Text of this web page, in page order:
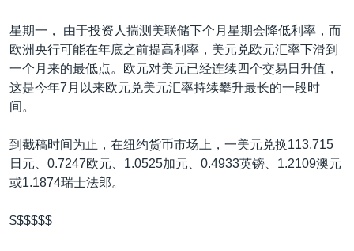
埃博拉疫情
美国之音专访
重要讲话与声明
南中国海争端
关注西藏
关注我们
星期一， 由于投资人揣测美联储下个月星期会降低利率，而
欧洲央行可能在年底之前提高利率，美元兑欧元汇率下滑到
一个月来的最低点。欧元对美元已经连续四个交易日升值，
这是今年7月以来欧元兑美元汇率持续攀升最长的一段时
间。
到截稿时间为止，在纽约货币市场上，一美元兑换113.715
日元、0.7247欧元、1.0525加元、0.4933英镑、1.2109澳元
或1.1874瑞士法郎。
$$$$$$